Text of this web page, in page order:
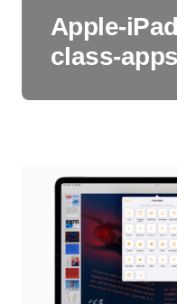
Apple-
class-